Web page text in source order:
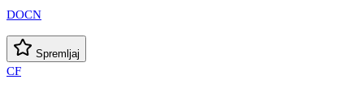
DOCN
Spremljaj
CF